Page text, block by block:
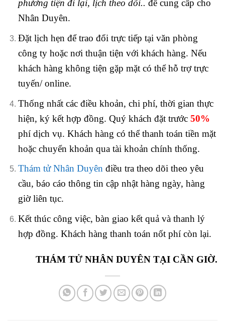
phương tiện đi lại, lịch theo dõi.. để cung cấp cho
Nhân Duyên.
Đặt lịch hẹn để trao đổi trực tiếp tại văn phòng
công ty hoặc nơi thuận tiện với khách hàng. Nếu
khách hàng không tiện gặp mặt có thể hỗ trợ trực
tuyến/ online.
Thống nhất các điều khoản, chi phí, thời gian thực
hiện, ký kết hợp đồng. Quý khách đặt trước 50%
phí dịch vụ. Khách hàng có thể thanh toán tiền mặt
hoặc chuyển khoản qua tài khoản chính thống.
Thám tử Nhân Duyên điều tra theo dõi theo yêu
cầu, báo cáo thông tin cập nhật hàng ngày, hàng
giờ liên tục.
Kết thúc công việc, bàn giao kết quả và thanh lý
hợp đồng. Khách hàng thanh toán nốt phí còn lại.
THÁM TỬ NHÂN DUYÊN TẠI CẦN GIỜ.